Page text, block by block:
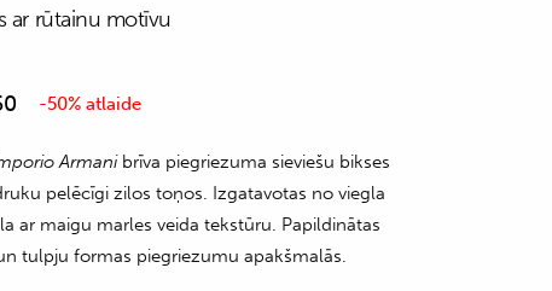
ar rūtainu motīvu
-50% atlaide
Armanibrīva piegriezuma sieviešu bikses
pelēcīgi zilos toņos. Izgatavotas no viegla
ar maigu marles veida tekstūru. Papildinātas
tulpju formas piegriezumu apakšmalās.